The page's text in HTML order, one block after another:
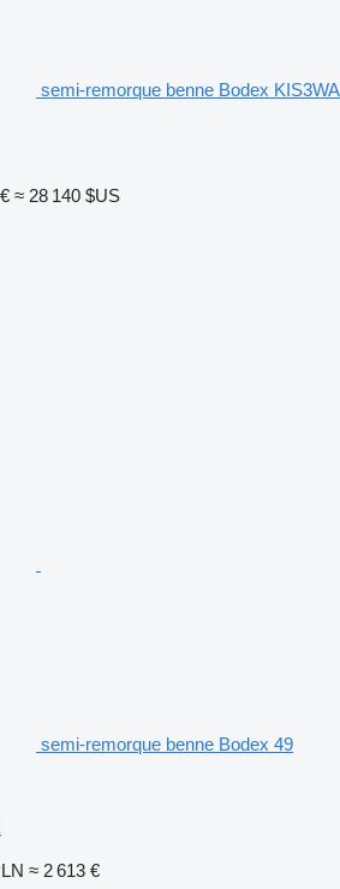
semi-remorque benne Bodex KIS3WA
≈ 28 140 $US
semi-remorque benne Bodex 49
≈ 2 613 €